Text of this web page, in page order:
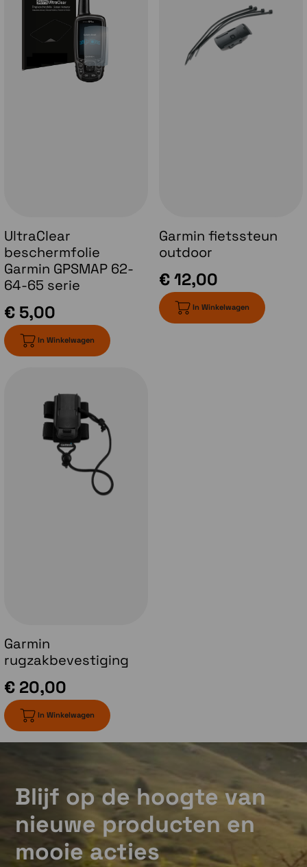
ABC-sensoren
Navigeer over iedere trail met ABC-sensoren,
weer en een elektronisch kompas met 3
assen.
Garmin Explore App en website
Plan, bekijk en synchroniseer waypoints,
routes en tracks met behulp van de Garmin
Explore app1 en website. Je kunt zelfs
voltooide activiteiten bekijken terwijl je nog
in het veld bent.
UltraClear
beschermfolie
Garmin GPSMAP 62-
64-65 serie
€ 5,00
In Winkelwagen
Garmin fietssteun
outdoor
€ 12,00
In Winkelwagen
Garmin
rugzakbevestiging
€ 20,00
In Winkelwagen
Blijf op de hoogte van
nieuwe producten en
mooie acties